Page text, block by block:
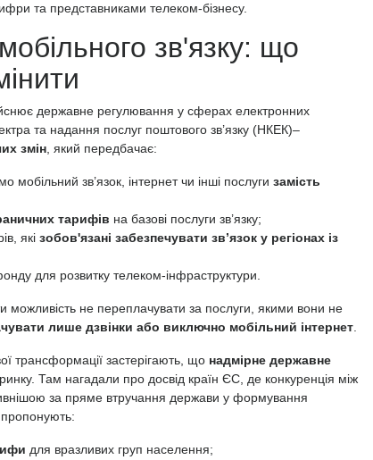
та представниками телеком-бізнесу.
зв'язку: що
державне регулювання у сферах електронних
та надання послуг поштового зв’язку (НКЕК)–
змін , який передбачає:
мобільний зв’язок, інтернет чи інші послуги замість
тарифів на базові послуги зв’язку;
які зобов'язані забезпечувати зв’язок у регіонах із
для розвитку телеком-інфраструктури.
можливість не переплачувати за послуги, якими вони не
лише дзвінки або виключно мобільний інтернет
трансформації застерігають, що надмірне державне
Там нагадали про досвід країн ЄС, де конкуренція між
за пряме втручання держави у формування
для вразливих груп населення;